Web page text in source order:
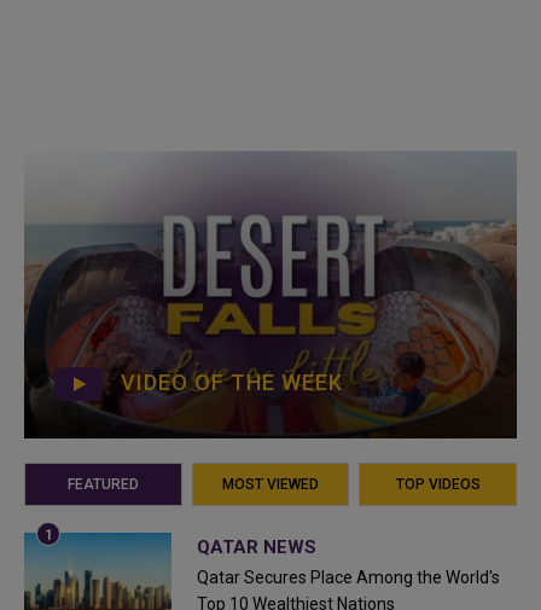
VIDEO OF THE WEEK
FEATURED MOST VIEWED TOP VIDEOS
QATAR NEWS
Qatar Secures Place Among the World's
Top 10 Wealthiest Nations